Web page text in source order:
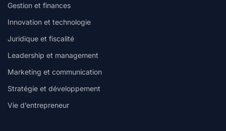
Gestion et finances
Innovation et technologie
Juridique et fiscalité
Leadership et management
Marketing et communication
Stratégie et développement
Vie d’entrepreneur